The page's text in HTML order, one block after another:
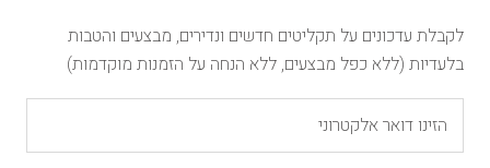
לקבלת עדכונים על תקליטים חדשים ונדירים, מבצעים והטבות
בלעדיות (ללא כפל מבצעים, ללא הנחה על הזמנות מוקדמות)